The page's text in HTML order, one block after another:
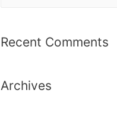
r
f
Recent Comments
Archives